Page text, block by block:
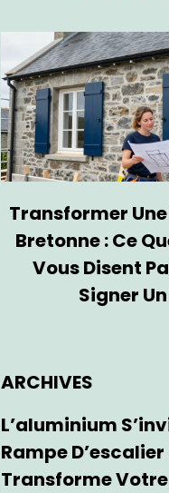
Transformer
Bretonne : Ce
Vous Disent
Signer
ARCHIVES
L’aluminium
Rampe D’escalier
Transforme